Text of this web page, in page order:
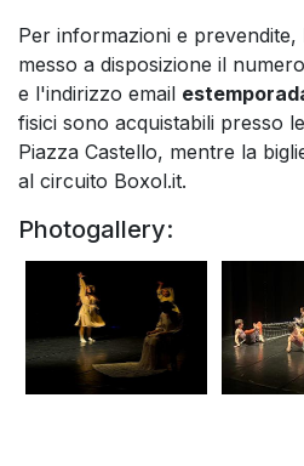
Per informazioni e
messo a disposizione il
e l'indirizzo email
fisici sono acquistabili presso
Piazza Castello, mentre la
al circuito Boxol.it.
Photogallery: